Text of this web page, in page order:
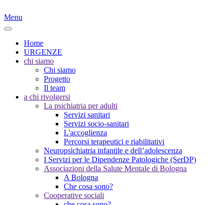
Menu
Home
URGENZE
chi siamo
Chi siamo
Progetto
Il team
a chi rivolgersi
La psichiatria per adulti
Servizi sanitari
Servizi socio-sanitari
L'accoglienza
Percorsi terapeutici e riabilitativi
Neuropsichiatria infantile e dell’adolescenza
I Servizi per le Dipendenze Patologiche (SerDP)
Associazioni della Salute Mentale di Bologna
A Bologna
Che cosa sono?
Cooperative sociali